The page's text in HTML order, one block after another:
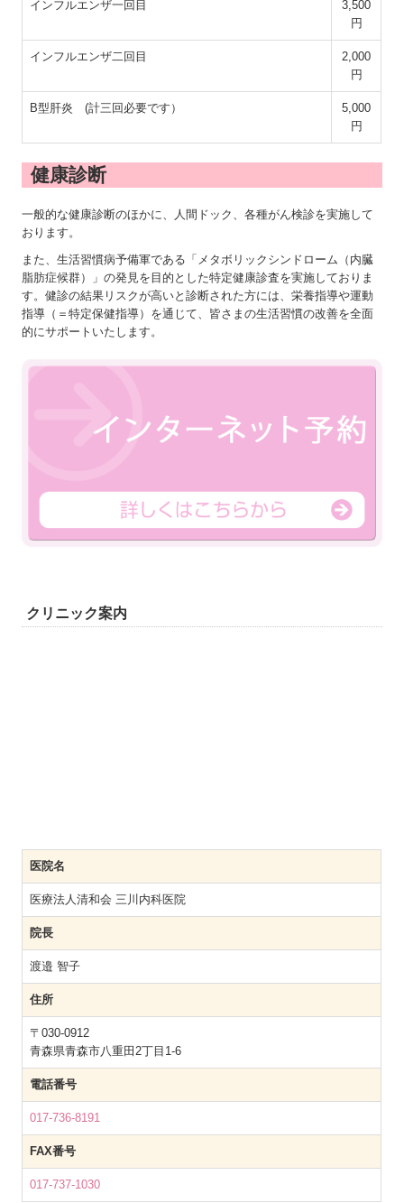
インフルエンザ一回目
3,500
円
インフルエンザ二回目
2,000
円
B型肝炎 (計三回必要です）
5,000
円
健康診断
一般的な健康診断のほかに、人間ドック、各種がん検診を実施して
おります。
また、生活習慣病予備軍である「メタボリックシンドローム（内臓
脂肪症候群）」の発見を目的とした特定健康診査を実施しておりま
す。健診の結果リスクが高いと診断された方には、栄養指導や運動
指導（＝特定保健指導）を通じて、皆さまの生活習慣の改善を全面
的にサポートいたします。
クリニック案内
医院名
医療法人清和会 三川内科医院
院長
渡邉 智子
住所
〒030-0912
青森県青森市八重田2丁目1-6
電話番号
017-736-8191
FAX番号
017-737-1030